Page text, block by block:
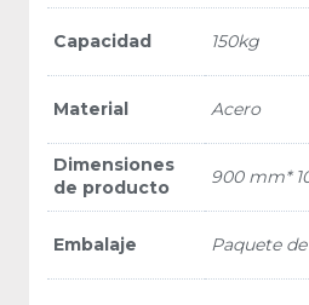
Capacidad 150kg
Material Acero
Dimensiones
de producto
900 mm*
Embalaje Paquete